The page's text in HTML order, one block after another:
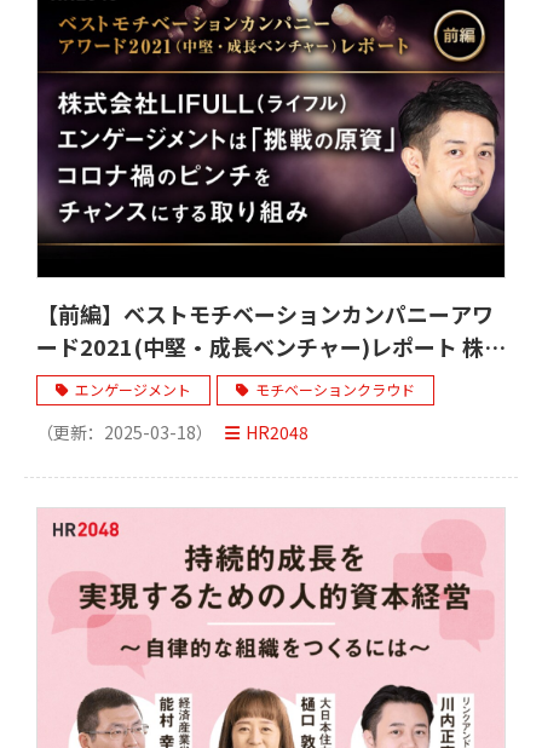
【前編】ベストモチベーションカンパニーアワ
ード2021(中堅・成長ベンチャー)レポート 株式
会社LIFULL (ライフル) エンゲージメントは
「挑戦の原資」コロナ禍のピンチをチャンスに
する取り組み
エンゲージメント モチベーションクラウド
（更新： 2025-03-18） HR2048